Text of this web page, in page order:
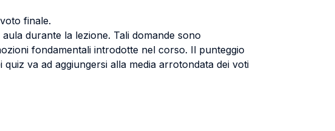
finale.
durante la lezione. Tali domande sono
fondamentali introdotte nel corso. Il punteggio
va ad aggiungersi alla media arrotondata dei voti